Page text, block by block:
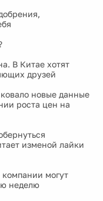
В Китае хотят
друзей
новые данные
роста цен на
изменой лайки
могут
неделю